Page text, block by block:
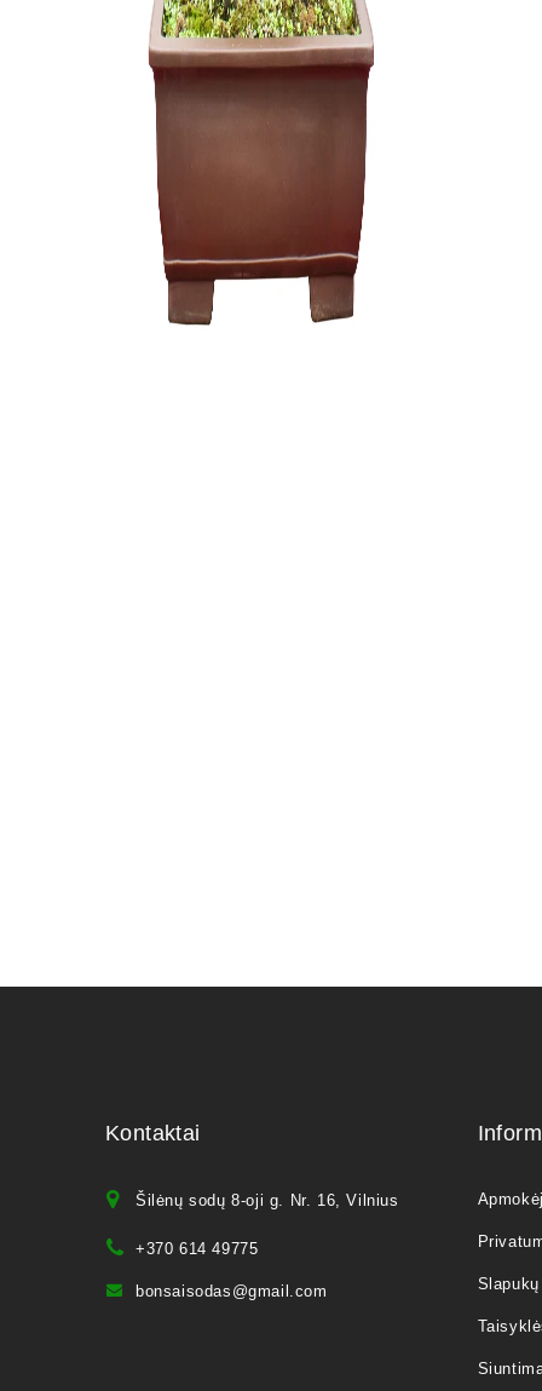
Kontaktai
Šilėnų sodų 8-oji g. Nr. 16, Vilnius
+370 614 49775
bonsaisodas@gmail.com